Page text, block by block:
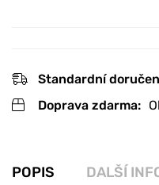
Standardní
Doprava zdarma:
POPIS DALŠÍ